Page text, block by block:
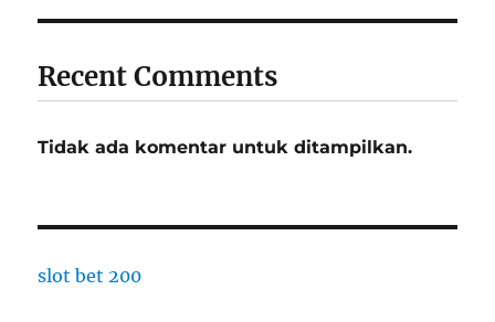
Recent Comments
Tidak ada komentar untuk ditampilkan.
slot bet 200